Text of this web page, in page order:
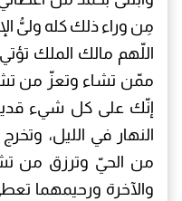
مِن وراء ذلك كله ولىُّ
اللّهم مالك الملك
ممّن تشاء وتعزّ من
إنّك على كل شيء
النهار في الليل،
من الحيّ وترزق من
والآخرة ورحيمهما